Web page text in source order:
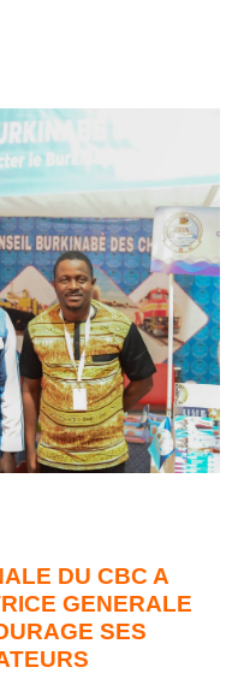
DU CBC A
GENERALE
SES